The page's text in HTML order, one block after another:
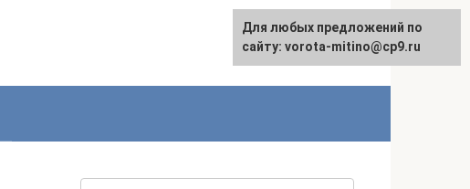
Для любых предложений по
сайту: vorota-mitino@cp9.ru